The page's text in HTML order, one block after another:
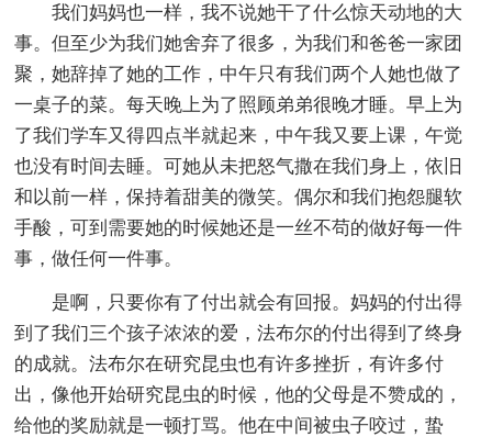
我们妈妈也一样，我不说她干了什么惊天动地的大
事。但至少为我们她舍弃了很多，为我们和爸爸一家团
聚，她辞掉了她的工作，中午只有我们两个人她也做了
一桌子的菜。每天晚上为了照顾弟弟很晚才睡。早上为
了我们学车又得四点半就起来，中午我又要上课，午觉
也没有时间去睡。可她从未把怒气撒在我们身上，依旧
和以前一样，保持着甜美的微笑。偶尔和我们抱怨腿软
手酸，可到需要她的时候她还是一丝不苟的做好每一件
事，做任何一件事。
是啊，只要你有了付出就会有回报。妈妈的付出得
到了我们三个孩子浓浓的爱，法布尔的付出得到了终身
的成就。法布尔在研究昆虫也有许多挫折，有许多付
出，像他开始研究昆虫的时候，他的父母是不赞成的，
给他的奖励就是一顿打骂。他在中间被虫子咬过，蛰